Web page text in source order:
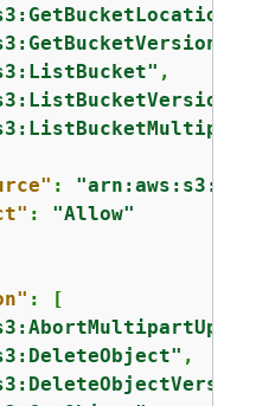
,
:
: "Allow"
: [
,